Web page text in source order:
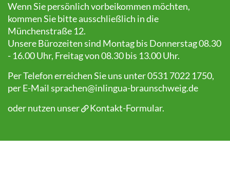
Wenn Sie persönlich vorbeikommen möchten,
kommen Sie bitte ausschließlich in die
Münchenstraße 12.
Unsere Bürozeiten sind Montag bis Donnerstag 08.30
- 16.00 Uhr, Freitag von 08.30 bis 13.00 Uhr.
Per Telefon erreichen Sie uns unter 0531 7022 1750,
per E-Mail sprachen@inlingua-braunschweig.de
oder nutzen unser
Kontakt-Formular.